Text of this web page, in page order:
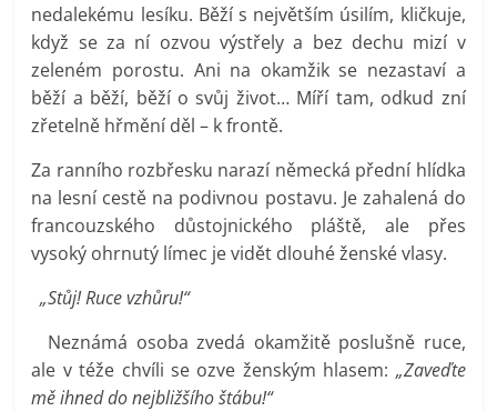
nedalekému lesíku. Běží s největším úsilím, kličkuje,
když se za ní ozvou výstřely a bez dechu mizí v
zeleném porostu. Ani na okamžik se nezastaví a
běží a běží, běží o svůj život… Míří tam, odkud zní
zřetelně hřmění děl – k frontě.
Za ranního rozbřesku narazí německá přední hlídka
na lesní cestě na podivnou postavu. Je zahalená do
francouzského důstojnického pláště, ale přes
vysoký ohrnutý límec je vidět dlouhé ženské vlasy.
„Stůj! Ruce vzhůru!“
Neznámá osoba zvedá okamžitě poslušně ruce,
ale v téže chvíli se ozve ženským hlasem: „Zaveďte
mě ihned do nejbližšího štábu!“